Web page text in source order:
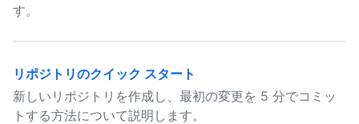
す。
リポジトリのクイック スタート
新しいリポジトリを作成し、最初の変更を 5 分でコミッ
トする方法について説明します。